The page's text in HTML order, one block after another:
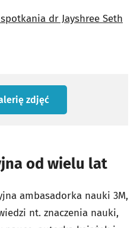
dr Jayshree Seth
zdjęć
od wielu lat
ambasadorka nauki 3M,
nt. znaczenia nauki,